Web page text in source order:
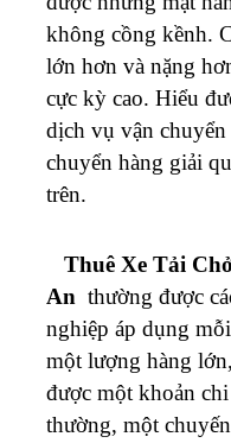
không cồng kềnh.
lớn hơn và nặng
cực kỳ cao. Hiểu
dịch vụ vận
chuyển hàng giải
trên.
Thuê Xe Tải
An thường được
nghiệp áp dụng
một lượng hàng
được một khoản
thường, một